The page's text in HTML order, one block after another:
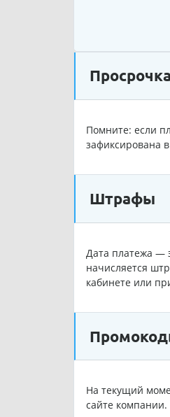
Помните: если
зафиксирована
Штрафы
Дата платежа —
начисляется
кабинете или
На текущий
сайте компании.